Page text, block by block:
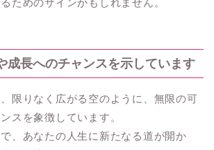
ためのサインかもしれません。
成長へのチャンスを示しています
限りなく広がる空のように、無限の可
スを象徴しています。
、あなたの人生に新たなる道が開か